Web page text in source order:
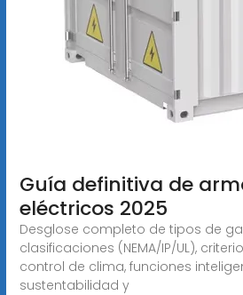
Guía definitiva de
eléctricos 2025
Desglose completo de tipos de
clasificaciones (NEMA/IP/UL),
control de clima, funciones
sustentabilidad y